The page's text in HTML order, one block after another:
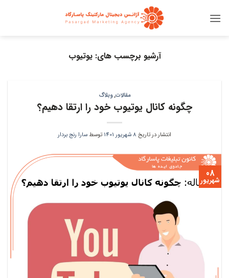
آرشیو برچسب های:یوتیوب
مقالات,وبلاگ
چگونه کانال یوتیوب خود را ارتقا دهیم؟
انتشار در تاریخ 8 شهریور 1401 توسط سارا رنج بردار
08
شهریور